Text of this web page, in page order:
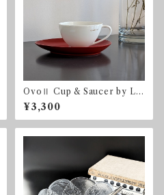
OvoⅡ Cup & Saucer by Lui
gi Colani for Adam & Eve
たち吉
¥3,300